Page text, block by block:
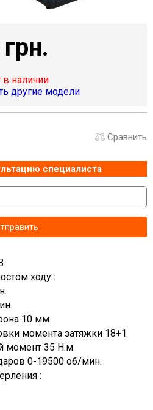
в наличии
другие модели
Сравнить
специалиста
ходу :
10 мм.
момента затяжки 18+1
момент 35 Н.м
0-19500 об/мин.
: